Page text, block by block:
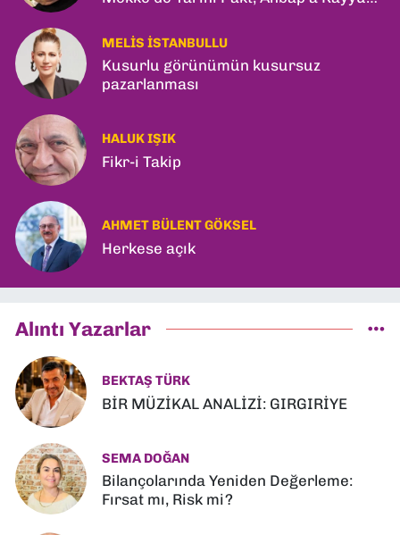
MELIS İSTANBULLU
Kusurlu görünümün kusursuz
pazarlanması
HALUK IŞIK
Fikr-i Takip
AHMET BÜLENT GÖKSEL
Herkese açık
Alıntı Yazarlar
BEKTAŞ TÜRK
BİR MÜZİKAL ANALİZİ: GIRGIRİYE
SEMA DOĞAN
Bilançolarında Yeniden Değerleme:
Fırsat mı, Risk mi?